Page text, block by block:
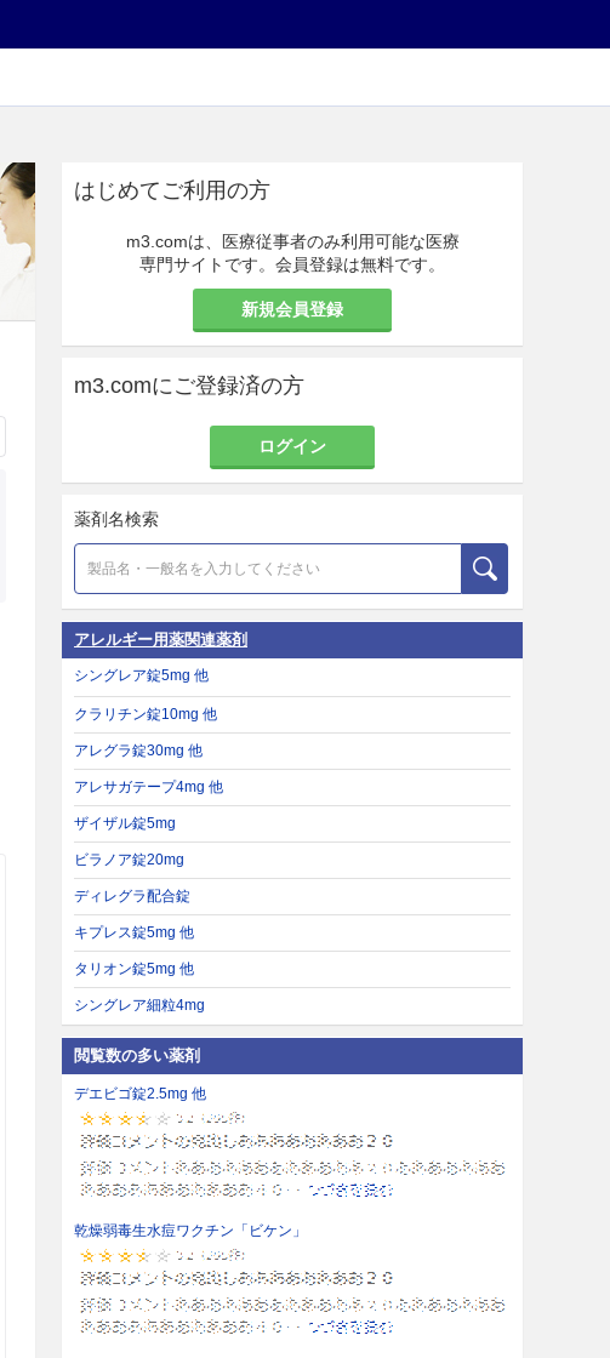
はじめてご利用の方
m3.comは、医療従事者のみ利用可能な医療
専門サイトです。会員登録は無料です。
新規会員登録
m3.comにご登録済の方
ログイン
薬剤名検索
アレルギー用薬関連薬剤
シングレア錠5mg 他
クラリチン錠10mg 他
アレグラ錠30mg 他
アレサガテープ4mg 他
ザイザル錠5mg
ビラノア錠20mg
ディレグラ配合錠
キプレス錠5mg 他
タリオン錠5mg 他
シングレア細粒4mg
閲覧数の多い薬剤
デエビゴ錠2.5mg 他
乾燥弱毒生水痘ワクチン「ビケン」